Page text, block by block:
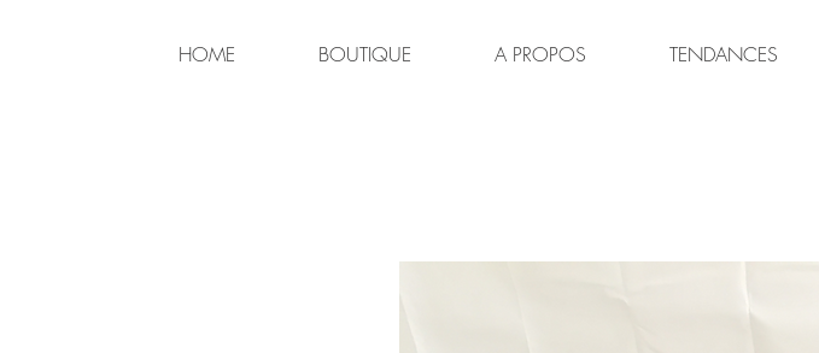
HOME BOUTIQUE A PROPOS TENDANCES